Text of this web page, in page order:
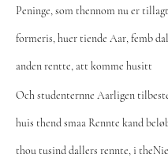
Peninge, som thennom nu er
formeris, huer tiende Aar, femb
anden rentte, att komme husitt
Och studenternne Aarligen
huis thend smaa Rennte kand
thou tusind dallers rennte, i